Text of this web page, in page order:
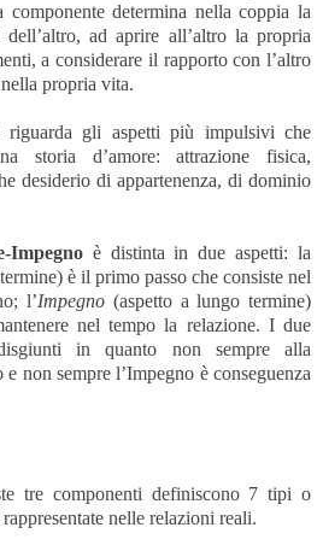
determina nella coppia la
dell’altro, ad aprire all’altro la propria
a considerare il rapporto con l’altro
propria vita.
riguarda gli aspetti più impulsivi che
storia d’amore: attrazione fisica,
desiderio di appartenenza, di dominio
Impegnoè distinta in due aspetti: la
è il primo passo che consiste nel
l’Impegno (aspetto a lungo termine)
nel tempo la relazione. I due
in quanto non sempre alla
non sempre l’Impegno è conseguenza
tre componenti definiscono 7 tipi o
nelle relazioni reali.